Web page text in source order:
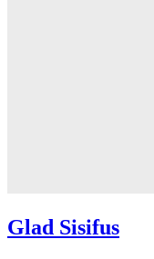
Glad Sisifus